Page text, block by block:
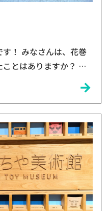
！ みなさんは、花巻
とはありますか？ わ
館)が大好きです😊 こ
る場所。すべてのこど
と過ごす時間をもって
はじまりは、一般社団
た工藤さんご夫婦との